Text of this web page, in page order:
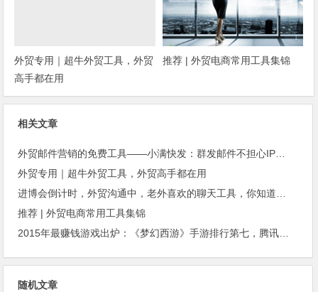
外贸专用｜超牛外贸工具，外贸
高手都在用
推荐 | 外贸电商常用工具集锦
相关文章
外贸邮件营销的免费工具——小满快发：群发邮件不担心IP被封
外贸专用｜超牛外贸工具，外贸高手都在用
进博会倒计时，外贸沟通中，老外喜欢的聊天工具，你知道几种？
推荐 | 外贸电商常用工具集锦
2015年最赚钱游戏出炉：《梦幻西游》手游排行第七，腾讯总收入进前三
随机文章